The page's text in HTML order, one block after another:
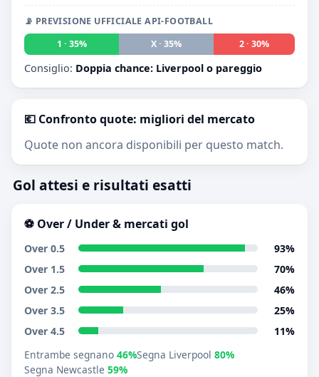
📡 PREVISIONE UFFICIALE API-FOOTBALL
1 · 35%
X · 35% 2 · 30%
Consiglio: Doppia chance: Liverpool o pareggio
💶 Confronto quote: migliori del mercato
Quote non ancora disponibili per questo match.
Gol attesi e risultati esatti
⚽ Over / Under & mercati gol
Over 0.5
93%
Over 1.5
70%
Over 2.5
46%
Over 3.5
25%
Over 4.5
11%
Entrambe segnano 46%Segna Liverpool 80%
Segna Newcastle 59%